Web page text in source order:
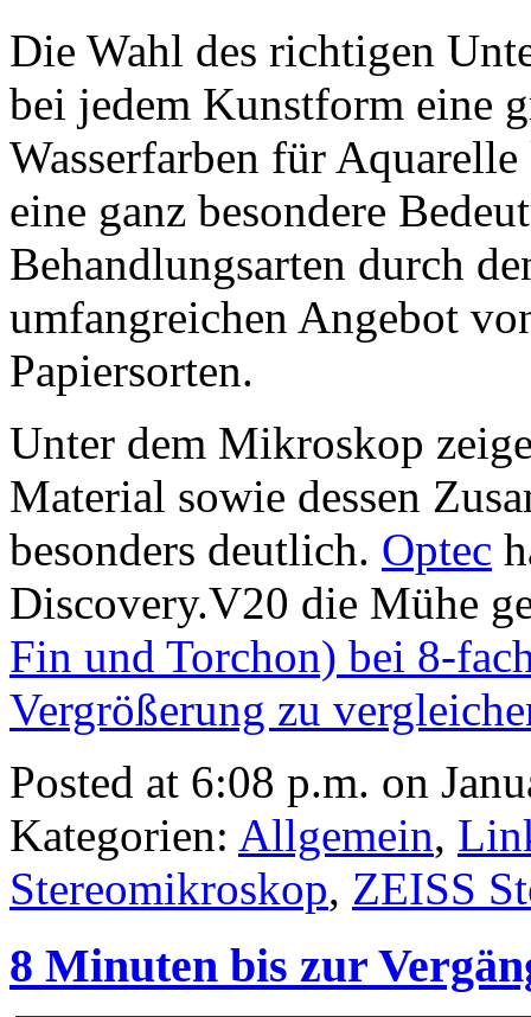
Die Wahl des richtigen
bei jedem Kunstform eine
Wasserfarben für
eine ganz besondere
Behandlungsarten durch
umfangreichen Angebot
Papiersorten.
Unter dem Mikroskop
Material sowie dessen
besonders deutlich. Optec
Discovery.V20 die Mühe
Fin und Torchon) bei 8-
Vergrößerung zu
Posted at 6:08 p.m. on
Kategorien: Allgemein,
Stereomikroskop, ZEISS
8 Minuten bis zur